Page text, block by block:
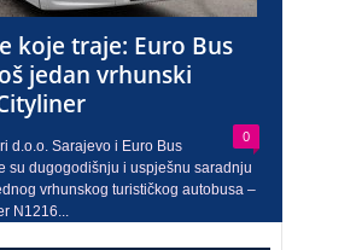
koje traje: Euro Bus
jedan vrhunski
0
d.o.o. Sarajevo i Euro Bus
su dugogodišnju i uspješnu saradnju
vrhunskog turističkog autobusa –
N1216...